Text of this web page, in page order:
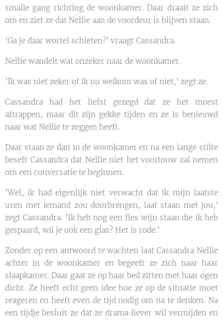
smalle gang richting de woonkamer. Daar draait ze zich
om en ziet ze dat Nellie aan de voordeur is blijven staan.
'Ga je daar wortel schieten?' vraagt Cassandra.
Nellie wandelt wat onzeker naar de woonkamer.
'Ik was niet zeker of ik nu welkom was of niet,' zegt ze.
Cassandra had het liefst gezegd dat ze het moest
aftrappen, maar dit zijn gekke tijden en ze is benieuwd
naar wat Nellie te zeggen heeft.
Daar staan ze dan in de woonkamer en na een lange stilte
beseft Cassandra dat Nellie niet het voortouw zal nemen
om een conversatie te beginnen.
'Wel, ik had eigenlijk niet verwacht dat ik mijn laatste
uren met iemand zou doorbrengen, laat staan met jou,'
zegt Cassandra. 'Ik heb nog een fles wijn staan die ik heb
gespaard, wil je ook een glas? Het is rode.'
Zonder op een antwoord te wachten laat Cassandra Nellie
achter in de woonkamer en begeeft ze zich naar haar
slaapkamer. Daar gaat ze op haar bed zitten met haar ogen
dicht. Ze heeft echt geen idee hoe ze op de situatie moet
reageren en heeft even de tijd nodig om na te denken. Na
een tijdje besluit ze dat ze drama liever wil vermijden en